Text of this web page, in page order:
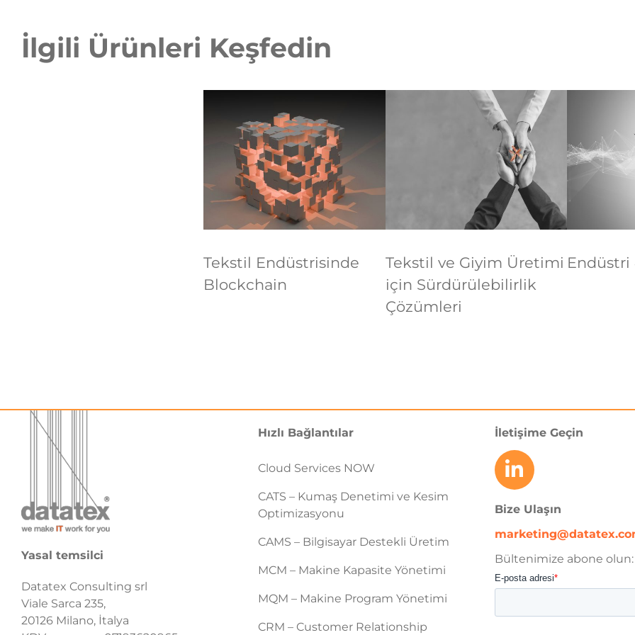
İlgili Ürünleri Keşfedin
Tekstil Endüstrisinde
Blockchain
Tekstil ve Giyim Üretimi
için Sürdürülebilirlik
Çözümleri
Endüstri
Yasal temsilci
Datatex Consulting srl
Viale Sarca 235,
20126 Milano, İtalya
Hızlı Bağlantılar
Cloud Services NOW
CATS – Kumaş Denetimi ve Kesim
Optimizasyonu
CAMS – Bilgisayar Destekli Üretim
MCM – Makine Kapasite Yönetimi
MQM – Makine Program Yönetimi
CRM – Customer Relationship
İletişime Geçin
Bize Ulaşın
Bültenimize abone olun: